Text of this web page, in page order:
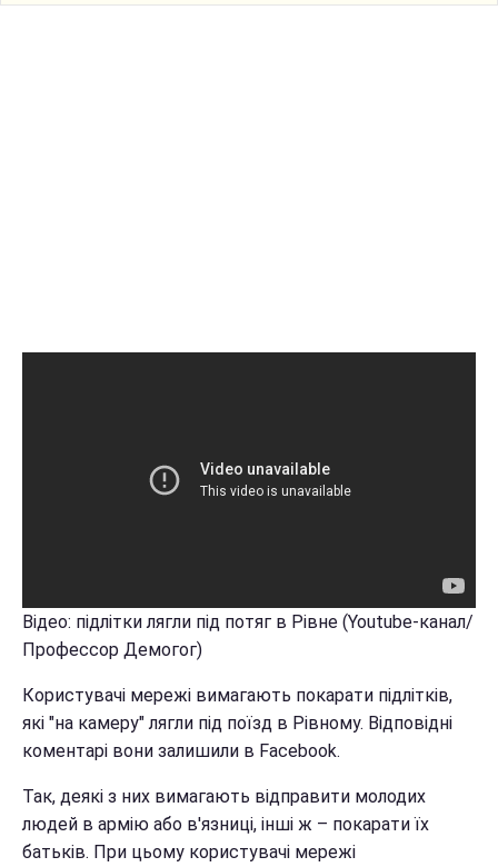
Відео: підлітки лягли під потяг в Рівне (Youtube-канал/
Профессор Демогог)
Користувачі мережі вимагають покарати підлітків,
які "на камеру" лягли під поїзд в Рівному. Відповідні
коментарі вони залишили в Facebook.
Так, деякі з них вимагають відправити молодих
людей в армію або в'язниці, інші ж – покарати їх
батьків. При цьому користувачі мережі